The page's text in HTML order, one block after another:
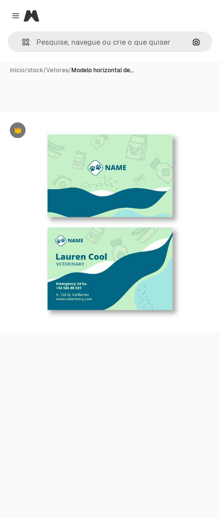
Close menu
Magnific
Início/stock/Vetores/Modelo horizontal de…
Premium